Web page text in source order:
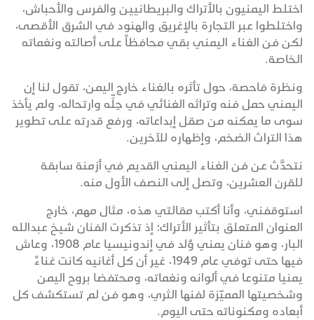
اختلط اليمنيون بالأتراك والبريطانيين والفرس والأحباش،
واختلطوا عبر التجارة بالإغريق والهنود في الشرق الأقصى،
لكن فن الغناء اليمني بقي محافظاً على أصالته ونغماته
الخاصة.
ونظرة فاحصة، حول تأثره بالغناء خارج اليمن، تقول لنا إن
اليمني حمل فنه وتراثه الغنائي في حِلِّه وارتحاله، ولم يأخذ
سوى ما يمكنه من صقل إبداعاته، ورفع قدرته على تطوير
هذا التراث الضخم، وإظهاره للآخرين.
نتحدَّث عن فن الغناء اليمني القديم في أزمنة سابقة
للقرن العشرين، وتصل إلى النصف الأول منه.
استوقفني، وأنا أكتب مقالتي هذه، مثال مهم، خارج
العنوان المتعلق بتأثير الأتراك؛ إذ تذكرت الفنان شيخ عبدالله
البار، وهو فنان يمني وُلد في إندونيسيا عام 1908، وعاش
فيها حتى توفي عام 1949، غير أن كل أغانيه كانت غناءً
يمنيا متنوعا في ألوانه ونغماته، ومحتفضا بروح اليمن
وشخصيتها المميّزة لفنها الثري، وهو فن لم تستكشف كل
أبعاده ومكنوناته حتى اليوم.